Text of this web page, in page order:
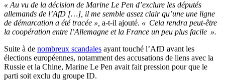
« Au vu de la décision de Marine Le Pen d’exclure les députés
allemands de l’AfD […], il me semble assez clair qu’une une ligne
de démarcation a été tracée », a-t-il ajouté. « Cela rendra peut-être
la coopération entre l’Allemagne et la France un peu plus facile ».
Suite à de nombreux scandales ayant touché l’AfD avant les
élections européennes, notamment des accusations de liens avec la
Russie et la Chine, Marine Le Pen avait fait pression pour que le
parti soit exclu du groupe ID.